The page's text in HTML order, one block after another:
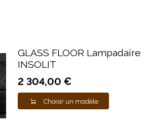
GLASS FLOOR Lampadaire
INSOLIT
2 304,00 €
Choisir un modèle